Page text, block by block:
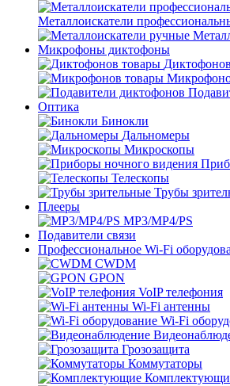
Металлоискатели
Микрофоны диктофоны
Оптика
Бинокли
Дальномеры
Микроскопы
Телескопы
Трубы
Плееры
MP3/MP4/PS
Подавители связи
Профессиональное Wi-Fi
CWDM
GPON
VoIP телефония
Wi-Fi антенны
Wi-Fi
Грозозащита
Коммутаторы